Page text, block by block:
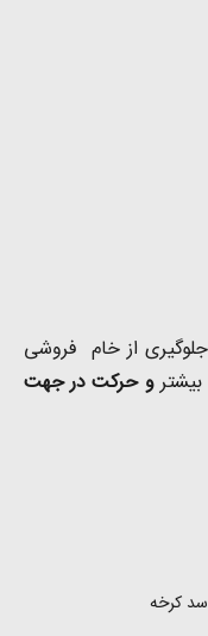
از خام فروشی
و حرکت در جهت